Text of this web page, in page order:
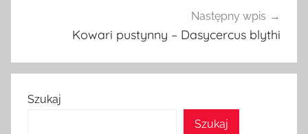
Następny wpis
Kowari pustynny – Dasycercus blythi
Szukaj
Szukaj